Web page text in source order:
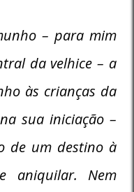
– para mim
da velhice – a
às crianças da
sua iniciação –
de um destino à
aniquilar. Nem